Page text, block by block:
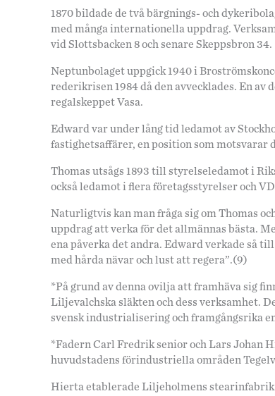
1870 bildade de två bärgnings- och
med många internationella uppdrag.
vid Slottsbacken 8 och senare Skeppsbron 34.
Neptunbolaget uppgick 1940 i
rederikrisen 1984 då den avvecklades. En
regalskeppet Vasa.
Edward var under lång tid ledamot av
fastighetsaffärer, en position som motsvarar
Thomas utsågs 1893 till styrelseledamot i
också ledamot i flera företagsstyrelser och
Naturligtvis kan man fråga sig om Thomas
uppdrag att verka för det allmännas bästa.
ena påverka det andra. Edward verkade så
med hårda nävar och lust att regera”.(9)
*På grund av denna ovilja att framhäva sig
Liljevalchska släkten och dess verksamhet.
svensk industrialisering och framgångsrika
*Fadern Carl Fredrik senior och Lars Johan
huvudstadens förindustriella områden
Hierta etablerade Liljeholmens stearinfabrik